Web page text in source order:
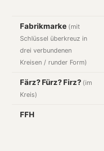
Fabrikmarke (mit
Schlüssel überkreuz in
drei verbundenen
Kreisen / runder Form)
Färz? Fürz? Firz? (im
Kreis)
FFH